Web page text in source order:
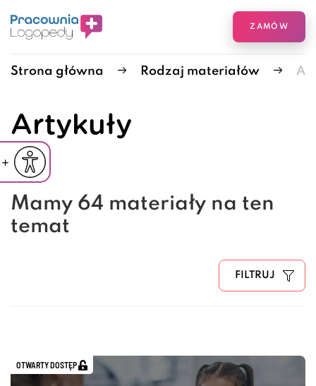
czcionkę
czcionka
Powiększ czcionkę
ZAMÓW
Strona główna Rodzaj materiałów
Artykuły
Mamy 64 materiały na ten
temat
FILTRUJ
OTWARTY DOSTĘP